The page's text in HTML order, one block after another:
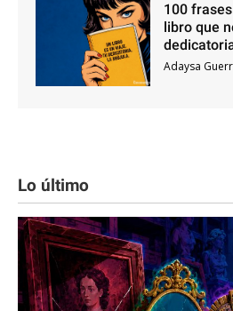
100
libro que
Adaysa
Lo último